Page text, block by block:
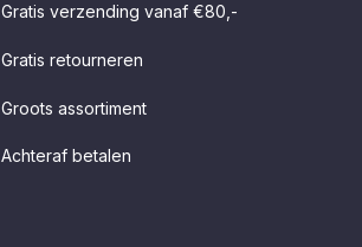
Gratis verzending vanaf €80,-
Gratis retourneren
Groots assortiment
Achteraf betalen